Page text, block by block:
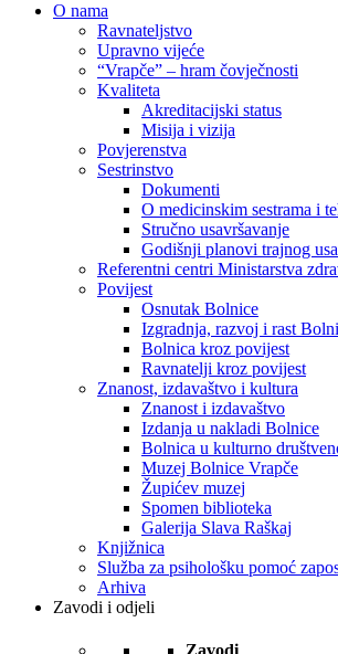
O nama
Ravnateljstvo
Upravno vijeće
“Vrapče” – hram čovječnosti
Kvaliteta
Akreditacijski status
Misija i vizija
Povjerenstva
Sestrinstvo
Dokumenti
O medicinskim sestrama i
Stručno usavršavanje
Godišnji planovi trajnog
Referentni centri Ministarstva
Povijest
Osnutak Bolnice
Izgradnja, razvoj i rast
Bolnica kroz povijest
Ravnatelji kroz povijest
Znanost, izdavaštvo i kultura
Znanost i izdavaštvo
Izdanja u nakladi Bolnice
Bolnica u kulturno
Muzej Bolnice Vrapče
Župićev muzej
Spomen biblioteka
Galerija Slava Raškaj
Knjižnica
Služba za psihološku pomoć
Arhiva
Zavodi i odjeli